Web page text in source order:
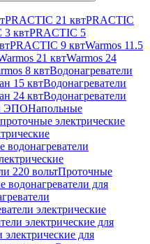
PRACTIC 21 квтPRACTIC
3 квтPRACTIC 5
PRACTIC 9 квтWarmos 11.5
21 квтWarmos 24
8 квтВодонагреватели
15 квтВодонагреватели
24 квтВодонагреватели
ЭПОНапольные
электрические
220 вольтПроточные
водонагреватели для
электрические
электрические для
для